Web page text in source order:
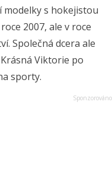
modelky s hokejistou
2007, ale v roce
Společná dcera ale
Viktorie po
sporty.